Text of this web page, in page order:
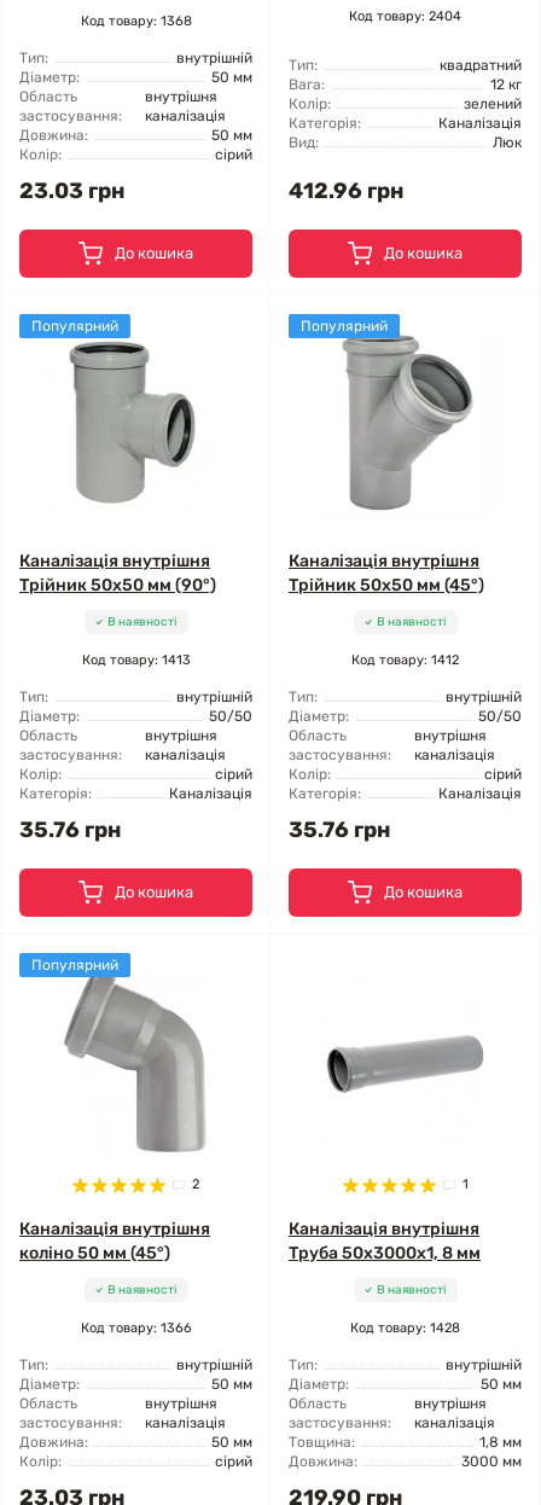
Код товару: 1368
Тип:
внутрішній
Діаметр:
50 мм
Область
застосування:
внутрішня
каналізація
Довжина:
50 мм
Колір:
сірий
23.03 грн
До кошика
Код товару: 2404
Тип:
квадратний
Вага:
12 кг
Колір:
зелений
Категорія:
Каналізація
Вид:
Люк
412.96 грн
До кошика
Популярний
Каналізація внутрішня
Трійник 50x50 мм (90°)
В наявності
Код товару: 1413
Тип:
внутрішній
Діаметр:
50/50
Область
застосування:
внутрішня
каналізація
Колір:
сірий
Категорія:
Каналізація
35.76 грн
До кошика
Популярний
Каналізація внутрішня
Трійник 50x50 мм (45°)
В наявності
Код товару: 1412
Тип:
внутрішній
Діаметр:
50/50
Область
застосування:
внутрішня
каналізація
Колір:
сірий
Категорія:
Каналізація
35.76 грн
До кошика
Популярний
2
Каналізація внутрішня
коліно 50 мм (45°)
В наявності
Код товару: 1366
Тип:
внутрішній
Діаметр:
50 мм
Область
застосування:
внутрішня
каналізація
Довжина:
50 мм
Колір:
сірий
23.03 грн
1
Каналізація внутрішня
Труба 50x3000x1, 8 мм
В наявності
Код товару: 1428
Тип:
внутрішній
Діаметр:
50 мм
Область
застосування:
внутрішня
каналізація
Товщина:
1,8 мм
Довжина:
3000 мм
219.90 грн